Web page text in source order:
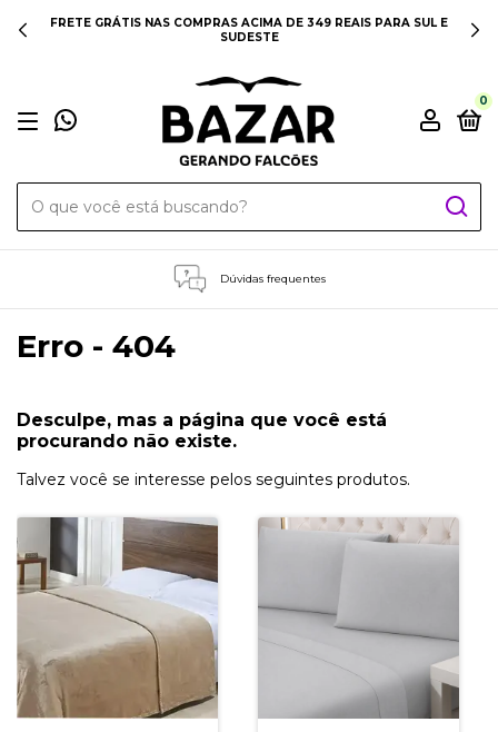
FRETE GRÁTIS NAS COMPRAS ACIMA DE 349 REAIS PARA SUL E
SUDESTE
0
Dúvidas frequentes
Erro - 404
Desculpe, mas a página que você está
procurando não existe.
Talvez você se interesse pelos seguintes produtos.